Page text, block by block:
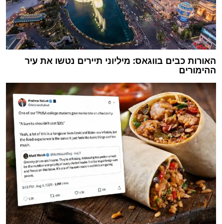
האורות כבים בווגאס: מיליוני תיירים נטשו את עיר
ההימורים